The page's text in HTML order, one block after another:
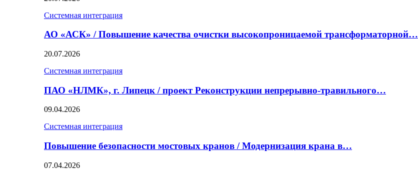
Системная интеграция
АО «АСК» / Повышение качества очистки высокопроницаемой трансформаторной…
20.07.2026
Системная интеграция
ПАО «НЛМК», г. Липецк / проект Реконструкции непрерывно-травильного…
09.04.2026
Системная интеграция
Повышение безопасности мостовых кранов / Модернизация крана в…
07.04.2026